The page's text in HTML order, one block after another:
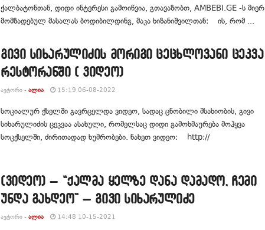
ქალბატონთან, დიდი ინტერესი გამოიწვია, გთავაზობთ, AMBEBI.GE -ს მიერ
მომზადებულ მასალას ბოდიბილდინგ, მაკა ხიზანიშვილთან: ის, რომ ...
გივი სიხარულიძის მორიგი ცეცხლოვანი ცეკვა
რესტორანში ( ვიდეო)
ᲐᲕᲢᲝᲠᲘ - ᲐᲚᲘᲐ 15:19 06-08-2022
სოციალურ ქსელში გავრცელდა ვიდეო, სადაც ცნობილი მსახიობის, გივი
სიხარულიძის ცეკვაა ასახული, რომელსაც დიდი გამოხმაურება მოჰყვა
სოცქსელში, ძირითადად ხუმრობები. ნახეთ ვიდეო: http://
(ვიდეო) – “ქალმა ყელზე დანა დამადო, ჩემი
უნდა გახდეო” – გივი სიხარულიძე
ᲐᲕᲢᲝᲠᲘ - ᲐᲚᲘᲐ 14:48 10-15-2021